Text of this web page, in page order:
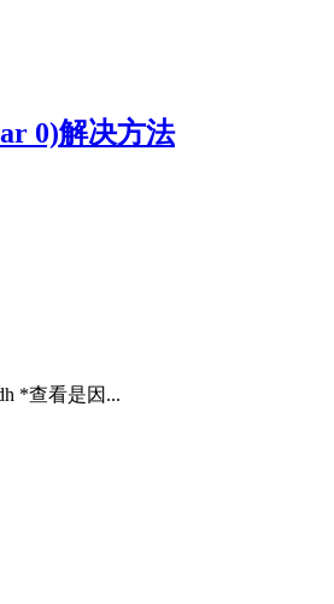
0)解决方法
*查看是因...